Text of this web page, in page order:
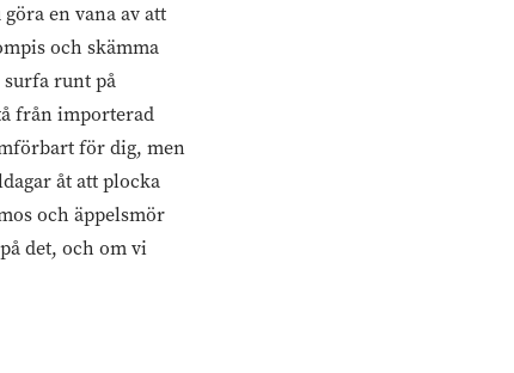
en vana av att
och skämma
runt på
från importerad
för dig, men
åt att plocka
och äppelsmör
det, och om vi